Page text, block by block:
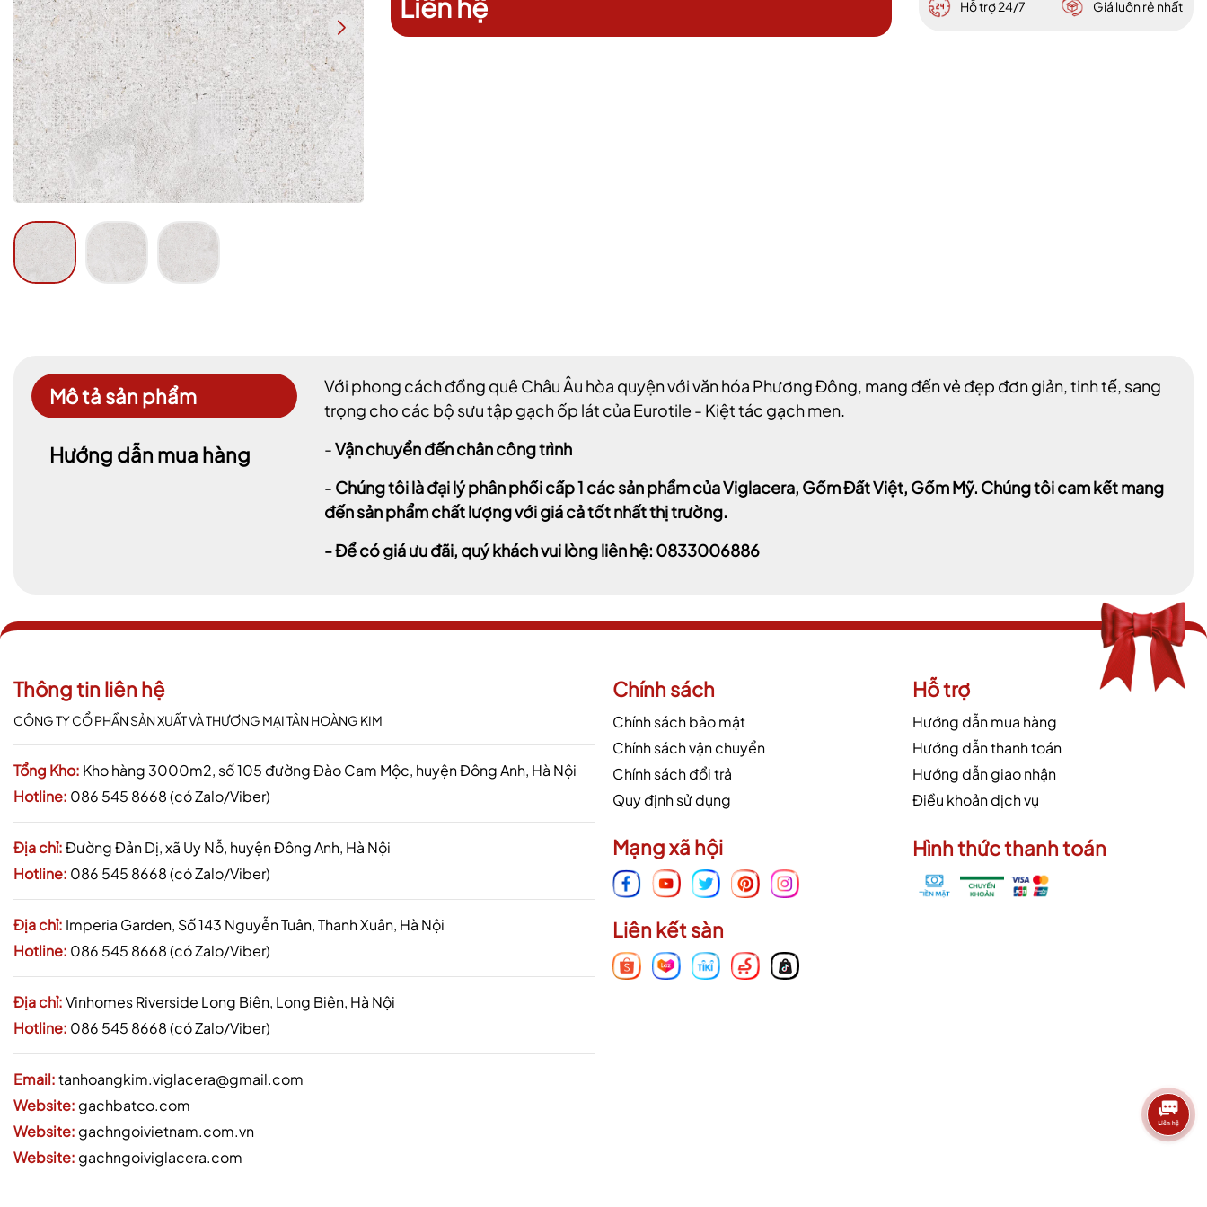
Liên hệ
Hỗ trợ 24/7
Giá luôn rẻ nhất
Mô tả sản phẩm
Hướng dẫn mua hàng
Với phong cách đồng quê Châu Âu hòa quyện với văn hóa Phương Đông, mang đến vẻ đẹp đơn giản, tinh tế, sang
trọng cho các bộ sưu tập gạch ốp lát của Eurotile - Kiệt tác gạch men.
-Vận chuyển đến chân công trình
- Chúng tôi là đại lý phân phối cấp 1 các sản phẩm của Viglacera, Gốm Đất Việt, Gốm Mỹ. Chúng tôi cam kết mang
đến sản phẩm chất lượng với giá cả tốt nhất thị trường.
- Để có giá ưu đãi, quý khách vui lòng liên hệ: 0833006886
Thông tin liên hệ
CÔNG TY CỔ PHẦN SẢN XUẤT VÀ THƯƠNG MẠI TÂN HOÀNG KIM
Tổng Kho: Kho hàng 3000m2, số 105 đường Đào Cam Mộc, huyện Đông Anh, Hà Nội
Hotline: 086 545 8668 (có Zalo/Viber)
Địa chỉ:Đường Đản Dị, xã Uy Nỗ, huyện Đông Anh, Hà Nội
Hotline: 086 545 8668 (có Zalo/Viber)
Địa chỉ: Imperia Garden, Số 143 Nguyễn Tuân, Thanh Xuân, Hà Nội
Hotline: 086 545 8668 (có Zalo/Viber)
Địa chỉ:Vinhomes Riverside Long Biên, Long Biên, Hà Nội
Hotline: 086 545 8668 (có Zalo/Viber)
Email:tanhoangkim.viglacera@gmail.com
Website:gachbatco.com
Website:gachngoivietnam.com.vn
Website:gachngoiviglacera.com
Chính sách
Chính sách bảo mật
Chính sách vận chuyển
Chính sách đổi trả
Quy định sử dụng
Hỗ trợ
Hướng dẫn mua hàng
Hướng dẫn thanh toán
Hướng dẫn giao nhận
Điều khoản dịch vụ
Mạng xã hội
Liên kết sàn
Hình thức thanh toán